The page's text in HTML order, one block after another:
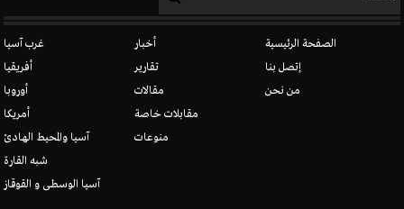
غرب آسيا
أفريقيا
أوروبا
أمريكا
آسيا والمحيط الهادئ
شبه القارة
آسيا الوسطى و القوقاز
أخبار
تقارير
مقالات
مقابلات خاصة
منوعات
الصفحة الرئيسية
إتصل بنا
من نحن